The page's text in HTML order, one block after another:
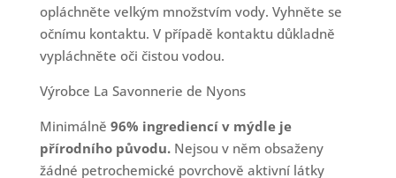
opláchněte velkým množstvím vody. Vyhněte se
očnímu kontaktu. V případě kontaktu důkladně
vypláchněte oči čistou vodou.
Výrobce La Savonnerie de Nyons
Minimálně 96% ingrediencí v mýdle je
přírodního původu.Nejsou v něm obsaženy
žádné petrochemické povrchově aktivní látky